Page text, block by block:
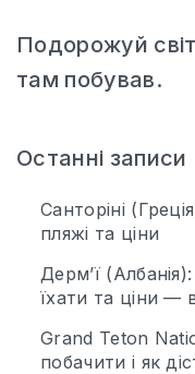
Подорожуй
там побував.
Останні записи
Санторіні
пляжі та ціни
Дерм’ї
їхати та ціни —
Grand Teton
побачити і як